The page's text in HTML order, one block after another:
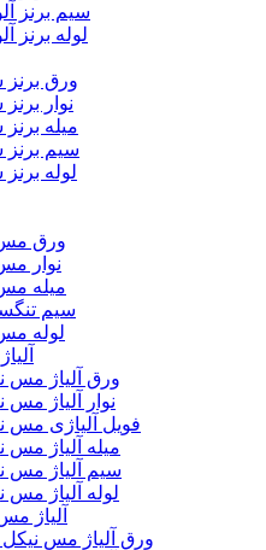
سیم برنز
لوله برنز
ورق برنز
نوار
میله
سیم برنز
لوله
ورق
نوار
میله
سیم
لوله
ورق آلیاژ مس
نوار آلیاژ
فویل آلیاژی مس
میله آلیاژ مس
سیم آلیاژ مس
لوله آلیاژ مس
آلیاژ
ورق آلیاژ مس